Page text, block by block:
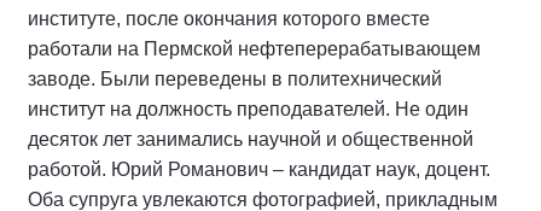
институте, после окончания которого вместе
работали на Пермской нефтеперерабатывающем
заводе. Были переведены в политехнический
институт на должность преподавателей. Не один
десяток лет занимались научной и общественной
работой. Юрий Романович – кандидат наук, доцент.
Оба супруга увлекаются фотографией, прикладным